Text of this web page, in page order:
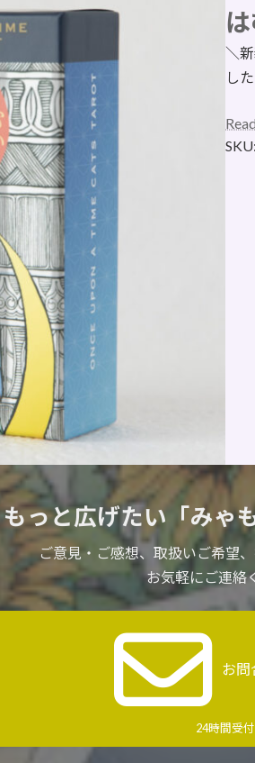
＼
し
SKU:
もっと広げたい 「みゃ
ご意見・ご感想、取扱いご希望、
お気軽にご連絡
お問
24時間受付